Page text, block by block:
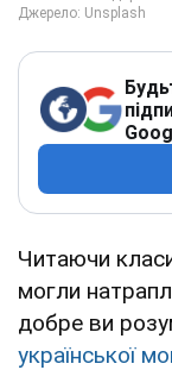
Читаючи
могли
добре ви
української